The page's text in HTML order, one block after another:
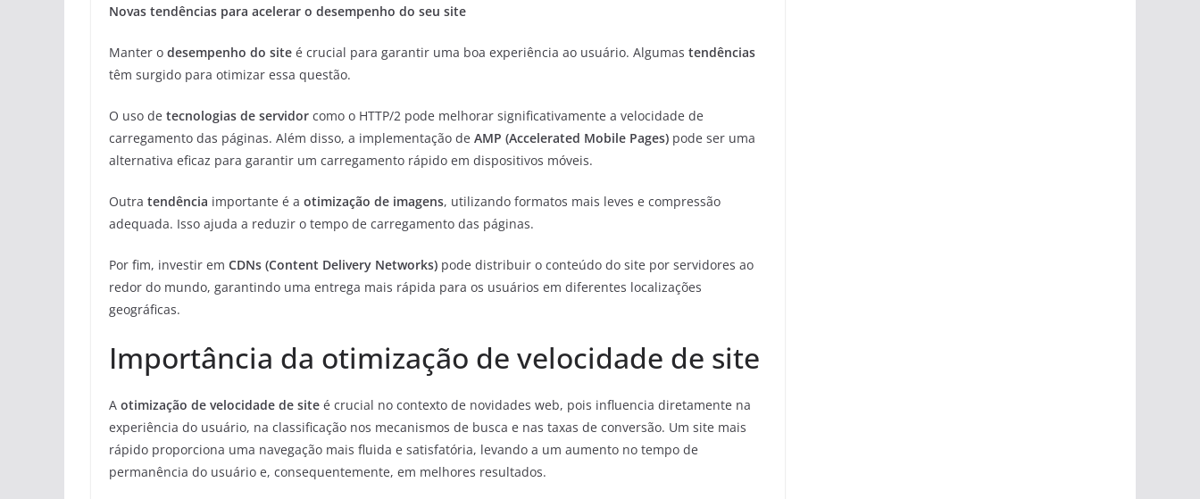
Novas tendências para acelerar o desempenho do seu site
Manter o desempenho do site é crucial para garantir uma boa experiência ao usuário. Algumas tendências
têm surgido para otimizar essa questão.
O uso de tecnologias de servidor como o HTTP/2 pode melhorar significativamente a velocidade de
carregamento das páginas. Além disso, a implementação de AMP (Accelerated Mobile Pages) pode ser uma
alternativa eficaz para garantir um carregamento rápido em dispositivos móveis.
Outra tendência importante é a otimização de imagens, utilizando formatos mais leves e compressão
adequada. Isso ajuda a reduzir o tempo de carregamento das páginas.
Por fim, investir em CDNs (Content Delivery Networks) pode distribuir o conteúdo do site por servidores ao
redor do mundo, garantindo uma entrega mais rápida para os usuários em diferentes localizações
geográficas.
Importância da otimização de velocidade de site
A otimização de velocidade de site é crucial no contexto de novidades web, pois influencia diretamente na
experiência do usuário, na classificação nos mecanismos de busca e nas taxas de conversão. Um site mais
rápido proporciona uma navegação mais fluida e satisfatória, levando a um aumento no tempo de
permanência do usuário e, consequentemente, em melhores resultados.